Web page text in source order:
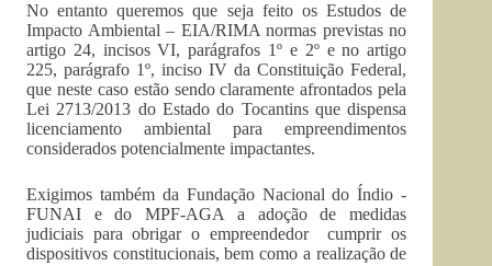
No entanto queremos que seja feito os Estudos de
Impacto Ambiental – EIA/RIMA normas previstas no
artigo 24, incisos VI, parágrafos 1º e 2º e no artigo
225, parágrafo 1º, inciso IV da Constituição Federal,
que neste caso estão sendo claramente afrontados pela
Lei 2713/2013 do Estado do Tocantins que dispensa
licenciamento ambiental para empreendimentos
considerados potencialmente impactantes.
Exigimos também da Fundação Nacional do Índio -
FUNAI e do MPF-AGA a adoção de medidas
judiciais para obrigar o empreendedor cumprir os
dispositivos constitucionais, bem como a realização de